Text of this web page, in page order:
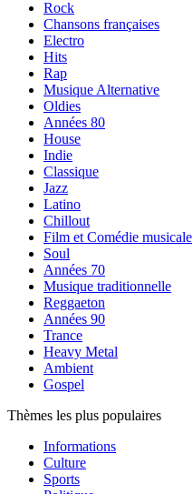
Rock
Chansons françaises
Electro
Hits
Rap
Musique Alternative
Oldies
Années 80
House
Indie
Classique
Jazz
Latino
Chillout
Film et Comédie musicale
Soul
Années 70
Musique traditionnelle
Reggaeton
Années 90
Trance
Heavy Metal
Ambient
Gospel
Thèmes les plus populaires
Informations
Culture
Sports